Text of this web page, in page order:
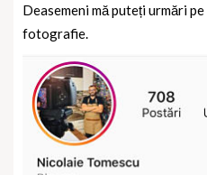
Deasemeni mă puteți urmări pe
fotografie.